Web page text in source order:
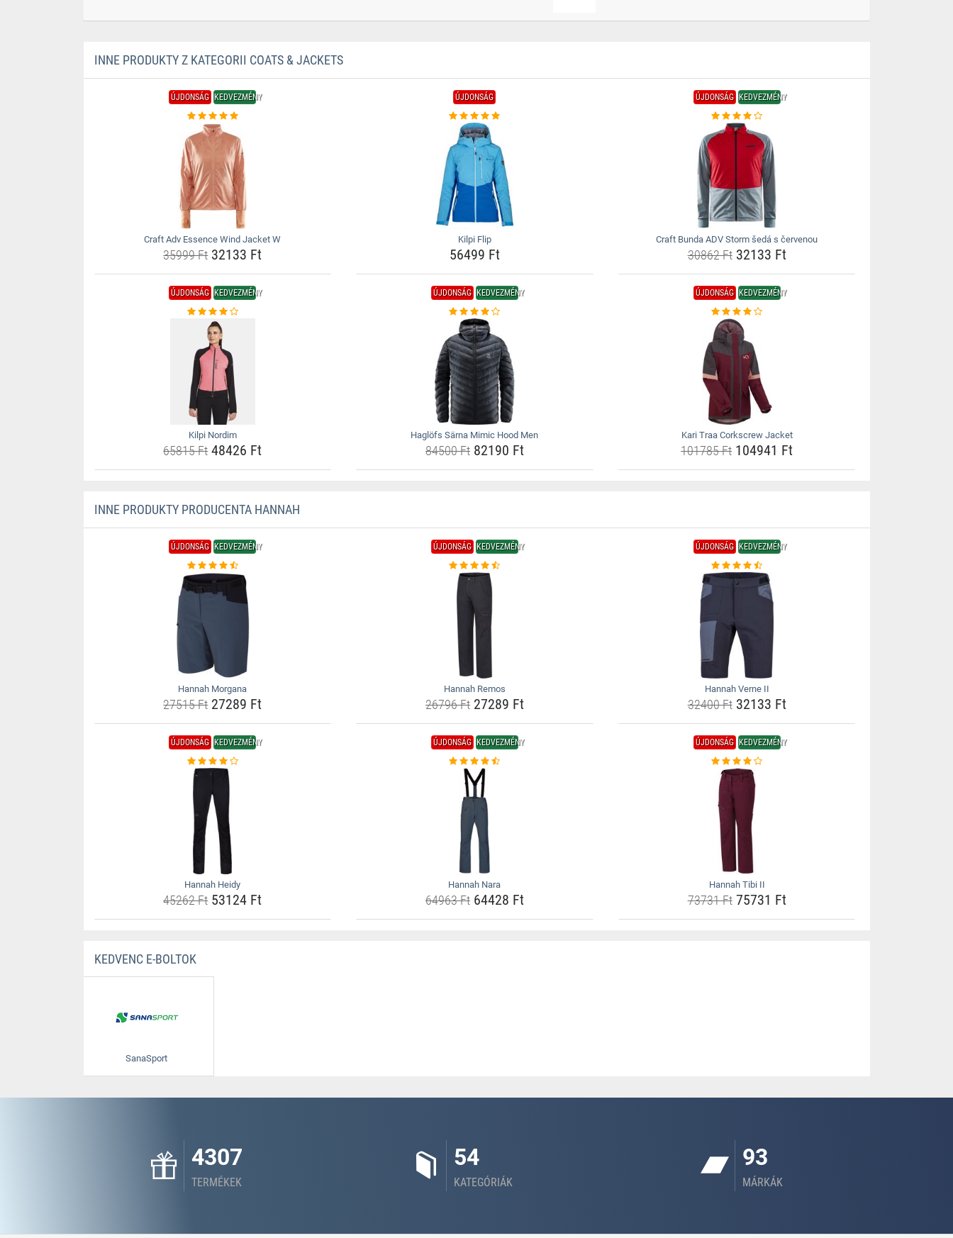
INNE PRODUKTY Z KATEGORII COATS & JACKETS
ÚJDONSÁG KEDVEZMÉNY
Craft Adv Essence Wind Jacket W
35999 Ft32133 Ft
ÚJDONSÁG
Kilpi Flip
56499 Ft
ÚJDONSÁG KEDVEZMÉNY
Craft Bunda ADV Storm šedá s červenou
30862 Ft32133 Ft
ÚJDONSÁG KEDVEZMÉNY
Kilpi Nordim
65815 Ft48426 Ft
ÚJDONSÁG KEDVEZMÉNY
Haglöfs Särna Mimic Hood Men
84500 Ft82190 Ft
ÚJDONSÁG KEDVEZMÉNY
Kari Traa Corkscrew Jacket
101785 Ft 104941 Ft
INNE PRODUKTY PRODUCENTA HANNAH
ÚJDONSÁG KEDVEZMÉNY
Hannah Morgana
27515 Ft27289 Ft
ÚJDONSÁG KEDVEZMÉNY
Hannah Remos
26796 Ft27289 Ft
ÚJDONSÁG KEDVEZMÉNY
Hannah Verne II
32400 Ft32133 Ft
ÚJDONSÁG KEDVEZMÉNY
Hannah Heidy
45262 Ft53124 Ft
ÚJDONSÁG KEDVEZMÉNY
Hannah Nara
64963 Ft64428 Ft
ÚJDONSÁG KEDVEZMÉNY
Hannah Tibi II
73731 Ft75731 Ft
KEDVENC E-BOLTOK
SanaSport
4307
TERMÉKEK
54
KATEGÓRIÁK
93
MÁRKÁK